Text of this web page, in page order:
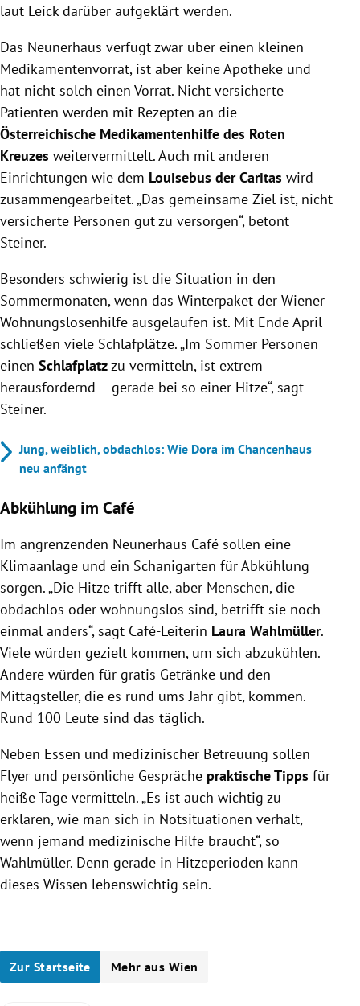
laut Leick darüber aufgeklärt werden.
Das Neunerhaus verfügt zwar über einen kleinen
Medikamentenvorrat, ist aber keine Apotheke und
hat nicht solch einen Vorrat. Nicht versicherte
Patienten werden mit Rezepten an die
Österreichische Medikamentenhilfe des Roten
Kreuzes weitervermittelt. Auch mit anderen
Einrichtungen wie dem Louisebus der Caritas wird
zusammengearbeitet. „Das gemeinsame Ziel ist, nicht
versicherte Personen gut zu versorgen“, betont
Steiner.
Besonders schwierig ist die Situation in den
Sommermonaten, wenn das Winterpaket der Wiener
Wohnungslosenhilfe ausgelaufen ist. Mit Ende April
schließen viele Schlafplätze. „Im Sommer Personen
einen Schlafplatzzu vermitteln, ist extrem
herausfordernd – gerade bei so einer Hitze“, sagt
Steiner.
Jung, weiblich, obdachlos: Wie Dora im Chancenhaus
neu anfängt
Abkühlung im Café
Im angrenzenden Neunerhaus Café sollen eine
Klimaanlage und ein Schanigarten für Abkühlung
sorgen. „Die Hitze trifft alle, aber Menschen, die
obdachlos oder wohnungslos sind, betrifft sie noch
einmal anders“, sagt Café-Leiterin Laura Wahlmüller.
Viele würden gezielt kommen, um sich abzukühlen.
Andere würden für gratis Getränke und den
Mittagsteller, die es rund ums Jahr gibt, kommen.
Rund 100 Leute sind das täglich.
Neben Essen und medizinischer Betreuung sollen
Flyer und persönliche Gespräche praktische Tipps für
heiße Tage vermitteln. „Es ist auch wichtig zu
erklären, wie man sich in Notsituationen verhält,
wenn jemand medizinische Hilfe braucht“, so
Wahlmüller. Denn gerade in Hitzeperioden kann
dieses Wissen lebenswichtig sein.
Zur Startseite Mehr aus Wien